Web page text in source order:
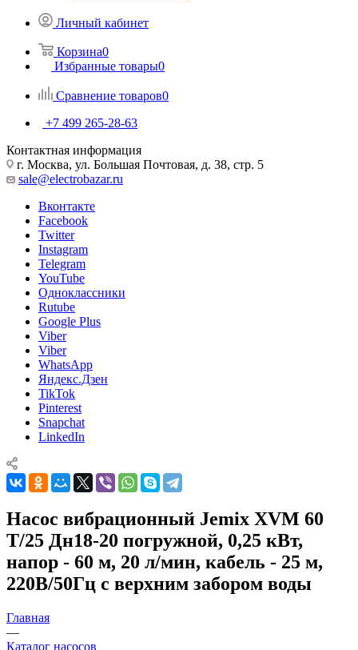
Личный кабинет
Корзина0
Избранные товары0
Сравнение товаров0
+7 499 265-28-63
Контактная информация
г. Москва, ул. Большая Почтовая, д. 38, стр. 5
sale@electrobazar.ru
Вконтакте
Facebook
Twitter
Instagram
Telegram
YouTube
Одноклассники
Rutube
Google Plus
Viber
Viber
WhatsApp
Яндекс.Дзен
TikTok
Pinterest
Snapchat
LinkedIn
Насос вибрационный Jemix XVM 60
T/25 Дн18-20 погружной, 0,25 кВт,
напор - 60 м, 20 л/мин, кабель - 25 м,
220В/50Гц с верхним забором воды
Главная
—
Каталог насосов